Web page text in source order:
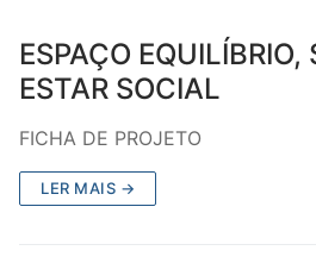
ESPAÇO
ESTAR SOCIAL
FICHA DE PROJETO
LER MAIS →